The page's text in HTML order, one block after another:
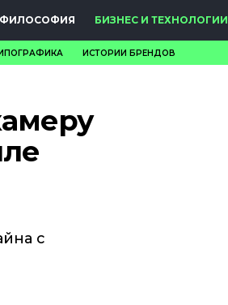
ФИЛОСОФИЯ БИЗНЕС И ТЕХНОЛОГИИ
ИСТОРИИ БРЕНДОВ
с
КЕЙСЫ